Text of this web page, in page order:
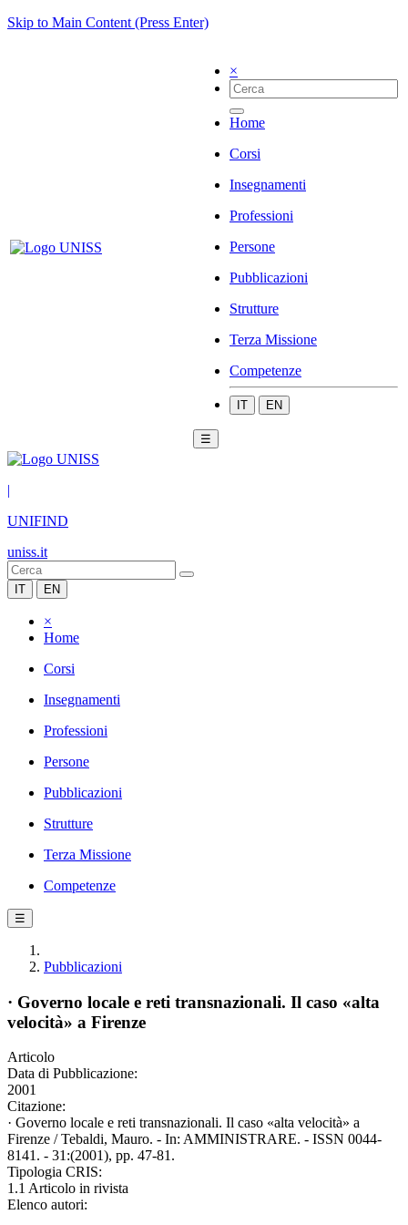
Skip to Main Content (Press Enter)
×
Home
Corsi
Insegnamenti
Professioni
Persone
Pubblicazioni
Strutture
Terza Missione
Competenze
IT EN
☰
|
UNIFIND
uniss.it
IT EN
×
Home
Corsi
Insegnamenti
Professioni
Persone
Pubblicazioni
Strutture
Terza Missione
Competenze
☰
Pubblicazioni
· Governo locale e reti transnazionali. Il caso «alta
velocità» a Firenze
Articolo
Data di Pubblicazione:
2001
Citazione:
· Governo locale e reti transnazionali. Il caso «alta velocità» a
Firenze / Tebaldi, Mauro. - In: AMMINISTRARE. - ISSN 0044-
8141. - 31:(2001), pp. 47-81.
Tipologia CRIS:
1.1 Articolo in rivista
Elenco autori: